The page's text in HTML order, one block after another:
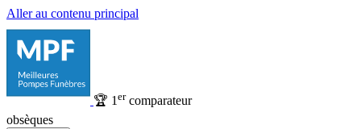
Aller au contenu principal
🏆 1 ercomparateur
obsèques